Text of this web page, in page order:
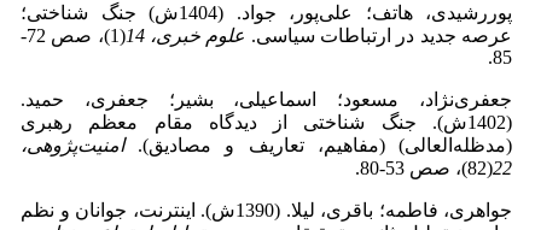
پوررشیدی، هاتف؛ علی‌پور، جواد. (1404ش) جنگ شناختی؛
عرصه جدید در ارتباطات سیاسی. علوم خبری، 14
(1)، صص 72-
85.
جعفری‌نژاد، مسعود؛ اسماعیلی، بشیر؛ جعفری، حمید.
(1402ش). جنگ شناختی از دیدگاه مقام معظم رهبری
(مدظله‌العالی) (مفاهیم، تعاریف و مصادیق).امنیت‌پژوهی،
22(82)، صص 53-80.
جواهری، فاطمه؛ باقری، لیلا. (1390ش). اینترنت، جوانان و نظم